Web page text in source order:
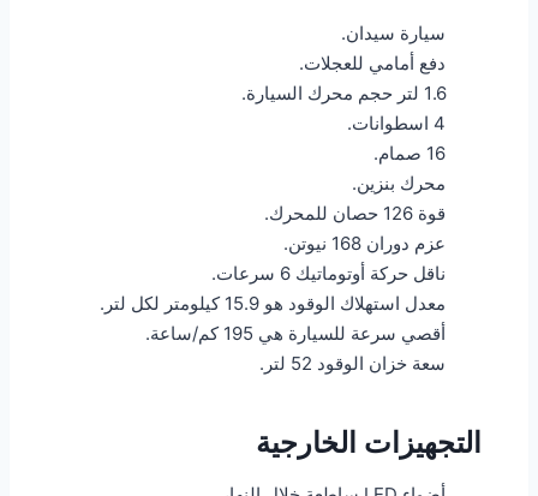
سيارة سيدان.
دفع أمامي للعجلات.
1.6 لتر حجم محرك السيارة.
4 اسطوانات.
16 صمام.
محرك بنزين.
قوة 126 حصان للمحرك.
عزم دوران 168 نيوتن.
ناقل حركة أوتوماتيك 6 سرعات.
معدل استهلاك الوقود هو 15.9 كيلومتر لكل لتر.
أقصي سرعة للسيارة هي 195 كم/ساعة.
سعة خزان الوقود 52 لتر.
التجهيزات الخارجية